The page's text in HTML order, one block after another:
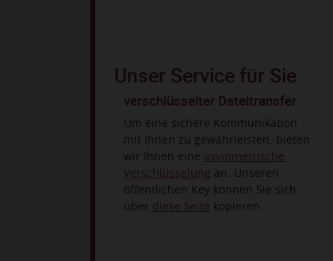
Unser Service für Sie
verschlüsselter Dateitransfer
Um eine sichere Kommunikation
mit Ihnen zu gewährleisten, bieten
wir Ihnen eine asymmetrische
Verschlüsselung an. Unseren
öffentlichen Key können Sie sich
über diese Seite kopieren.